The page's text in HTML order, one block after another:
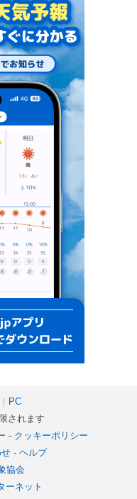
｜
PC
されます
- クッキーポリシー
- ヘルプ
協会
ーネット